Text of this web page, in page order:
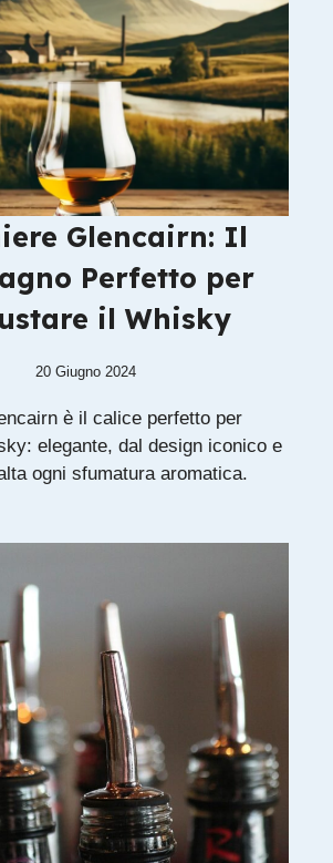
Glencairn: Il
Perfetto per
il Whisky
20 Giugno 2024
è il calice perfetto per
elegante, dal design iconico e
ogni sfumatura aromatica.